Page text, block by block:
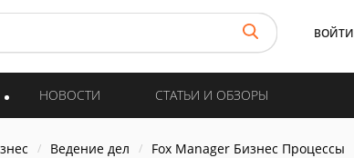
ВОЙТИ
НОВОСТИ СТАТЬИ И ОБЗОРЫ
Ведение дел Fox Manager Бизнес Процессы